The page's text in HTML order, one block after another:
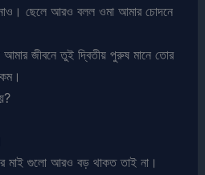
ছেলে আরও বলল ওমা আমার চোদনে
জীবনে তুই দ্বিতীয় পুরুষ মানে তোর
মাই গুলো আরও বড় থাকত তাই না।